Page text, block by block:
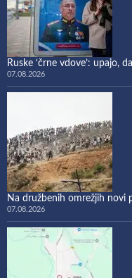
Ruske ‘črne vdove’: upajo,
07.08.2026
Na družbenih omrežjih novi
07.08.2026